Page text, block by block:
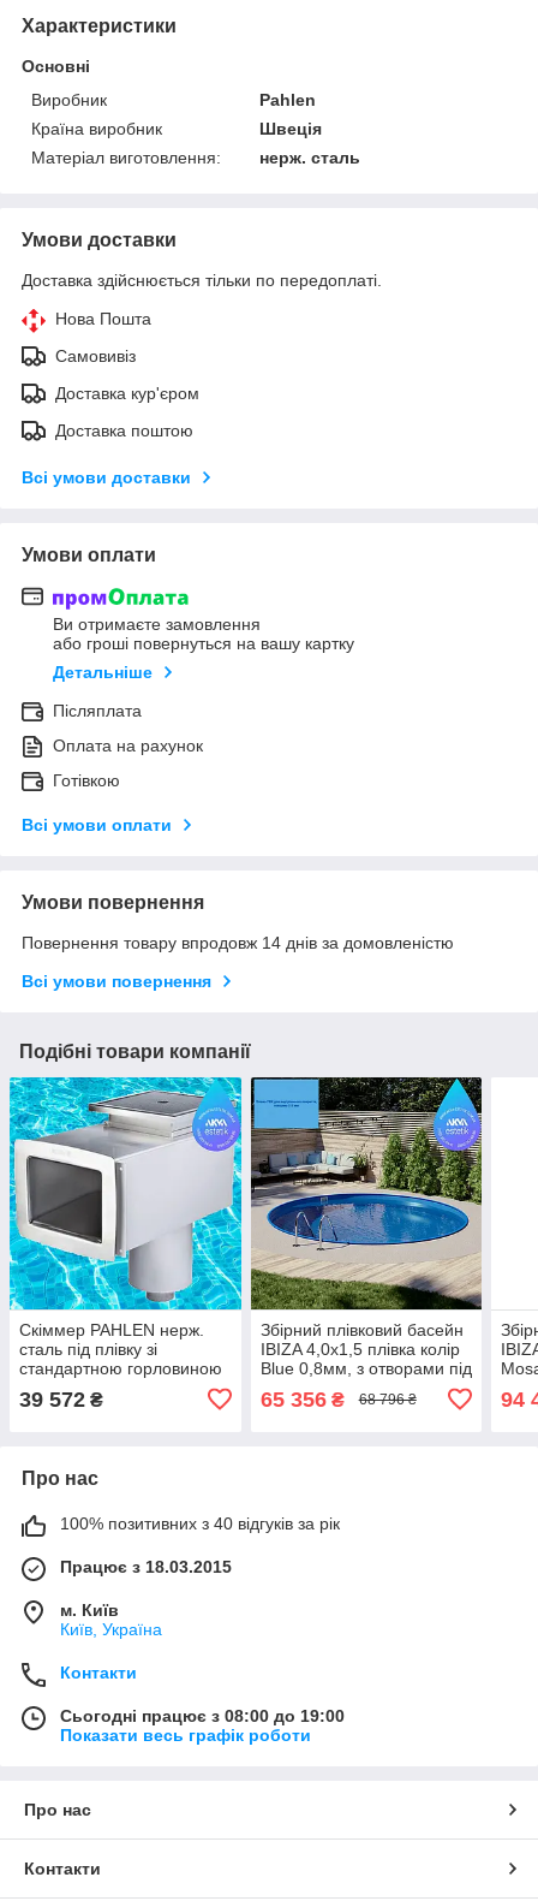
Характеристики
Основні
Виробник
Pahlen
Країна виробник
Швеція
Матеріал виготовлення:
нерж. сталь
Умови доставки
Доставка здійснюється тільки по передоплаті.
Нова Пошта
Самовивіз
Доставка кур'єром
Доставка поштою
Всі умови доставки
Умови оплати
Ви отримаєте замовлення
або гроші повернуться на вашу картку
Детальніше
Післяплата
Оплата на рахунок
Готівкою
Всі умови оплати
Умови повернення
Повернення товару впродовж 14 днів за домовленістю
Всі умови повернення
Подібні товари компанії
Скіммер PAHLEN нерж.
сталь під плівку зі
стандартною горловиною
39 572 ₴
Збірний плівковий басейн
IBIZA 4,0x1,5 плівка колір
Blue 0,8мм, з отворами під
65 356₴ 68 796 ₴ 94
Про нас
100% позитивних з 40 відгуків за рік
Працює з 18.03.2015
м. Київ
Київ, Україна
Контакти
Сьогодні працює з 08:00 до 19:00
Показати весь графік роботи
Про нас
Контакти